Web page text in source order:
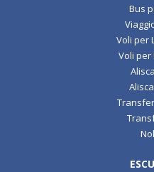
Bus
Voli per
Voli per